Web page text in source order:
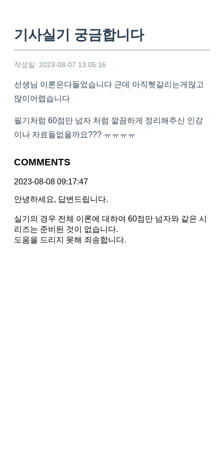
기사실기 궁금합니다
작성일: 2023-08-07 13:05:16
선생님 이론은다들었습니다 근데 아직헷갈리는게많고
많이어렵습니다
필기처럼 60점만 넘자 처럼 깔끔하게 정리해주신 인강
이나 자료들없을까요??? ㅠㅠㅠㅠ
COMMENTS
2023-08-08 09:17:47
안녕하세요, 답변드립니다.
실기의 경우 전체 이론에 대하여 60점만 넘자와 같은 시
리즈는 준비된 것이 없습니다.
도움을 드리지 못해 죄송합니다.